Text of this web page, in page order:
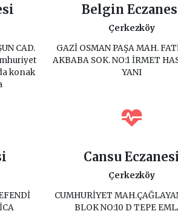
CAD.
konak
Belgin
Çerkezköy
GAZİ OSMAN PAŞA MAH.
AKBABA SOK. NO:1 İRMET
YANI
Cansu
Çerkezköy
CUMHURİYET
BLOK NO:10 D TEPE